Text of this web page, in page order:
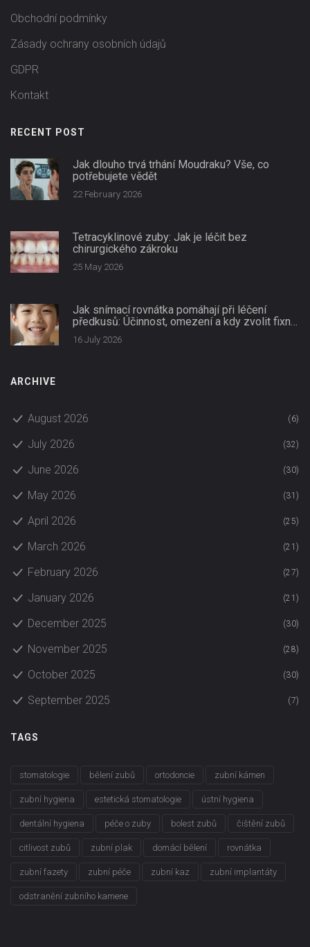
Obchodní podmínky
Zásady ochrany osobních údajů
GDPR
Kontakt
RECENT POST
Jak dlouho trvá trhání Moudraku? Vše, co
potřebujete vědět
22 February 2026
Tetracyklinové zuby: Jak je léčit bez
chirurgického zákroku
25 May 2026
Jak snímací rovnátka pomáhají při léčení
předkusů: Účinnost, omezení a kdy zvolit fixní
aparaturu
16 July 2026
ARCHIVE
August 2026 (6)
July 2026 (32)
June 2026 (30)
May 2026 (31)
April 2026 (25)
March 2026 (21)
February 2026 (27)
January 2026 (21)
December 2025 (30)
November 2025 (28)
October 2025 (30)
September 2025 (7)
TAGS
stomatologie bělení zubů ortodoncie zubní kámen
zubní hygiena estetická stomatologie ústní hygiena
dentální hygiena péče o zuby bolest zubů čištění zubů
citlivost zubů zubní plak domácí bělení rovnátka
zubní fazety zubní péče zubní kaz zubní implantáty
odstranění zubního kamene